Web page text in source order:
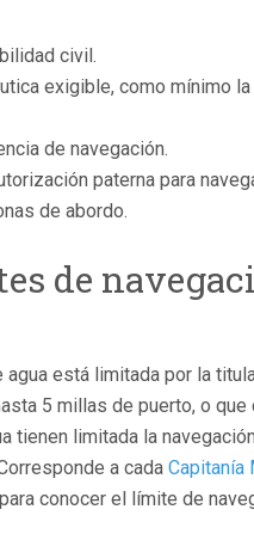
civil.
exigible, como mínimo
de navegación.
paterna para
de abordo.
de
está limitada por la
5 millas de puerto, o
tienen limitada la
a cada Capitanía
conocer el límite de